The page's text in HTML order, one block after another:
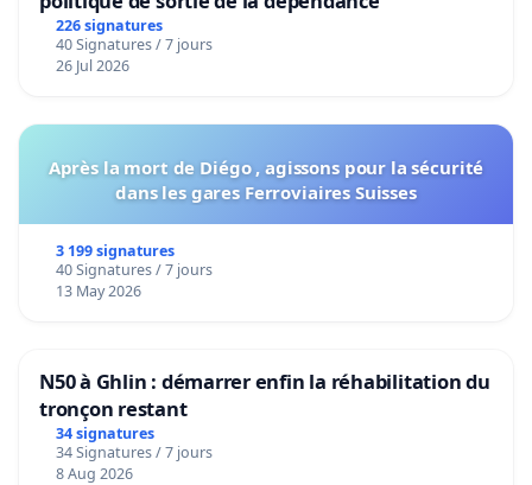
226 signatures
40 Signatures / 7 jours
26 Jul 2026
Après la mort de Diégo , agissons pour la sécurité
dans les gares Ferroviaires Suisses
3 199 signatures
40 Signatures / 7 jours
13 May 2026
N50 à Ghlin : démarrer enfin la réhabilitation du
tronçon restant
34 signatures
34 Signatures / 7 jours
8 Aug 2026